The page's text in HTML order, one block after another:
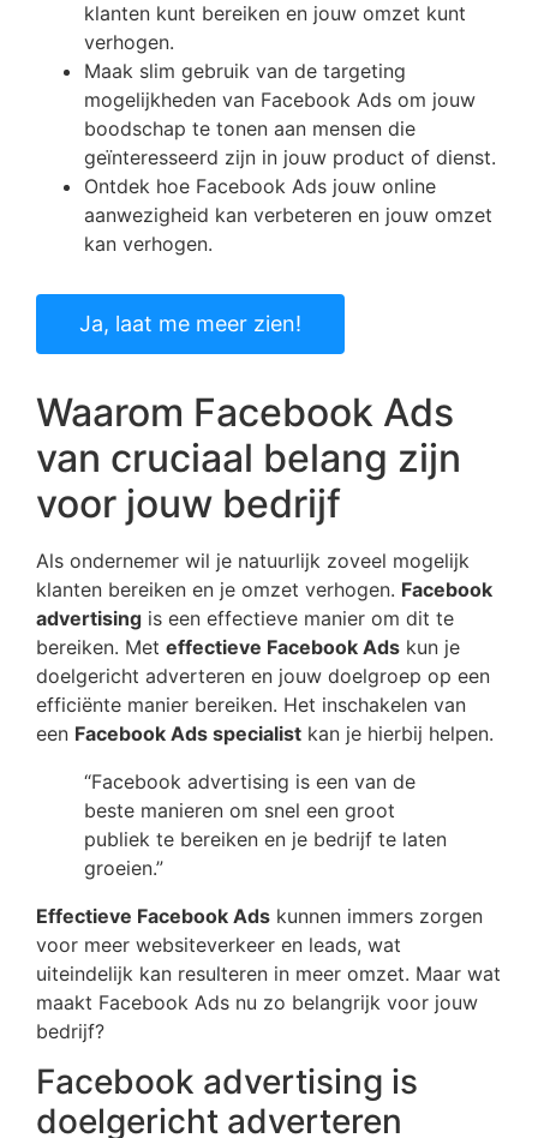
klanten kunt bereiken en jouw omzet kunt
verhogen.
Maak slim gebruik van de targeting
mogelijkheden van Facebook Ads om jouw
boodschap te tonen aan mensen die
geïnteresseerd zijn in jouw product of dienst.
Ontdek hoe Facebook Ads jouw online
aanwezigheid kan verbeteren en jouw omzet
kan verhogen.
Ja, laat me meer zien!
Waarom Facebook Ads
van cruciaal belang zijn
voor jouw bedrijf
Als ondernemer wil je natuurlijk zoveel mogelijk
klanten bereiken en je omzet verhogen. Facebook
advertising is een effectieve manier om dit te
bereiken. Met effectieve Facebook Ads kun je
doelgericht adverteren en jouw doelgroep op een
efficiënte manier bereiken. Het inschakelen van
een Facebook Ads specialist kan je hierbij helpen.
“Facebook advertising is een van de
beste manieren om snel een groot
publiek te bereiken en je bedrijf te laten
groeien.”
Effectieve Facebook Ads kunnen immers zorgen
voor meer websiteverkeer en leads, wat
uiteindelijk kan resulteren in meer omzet. Maar wat
maakt Facebook Ads nu zo belangrijk voor jouw
bedrijf?
Facebook advertising is
doelgericht adverteren